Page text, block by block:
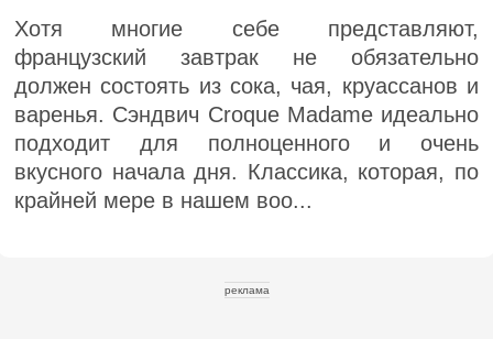
Хотя многие себе представляют,
французский завтрак не обязательно
должен состоять из сока, чая, круассанов и
варенья. Сэндвич Croque Madame идеально
подходит для полноценного и очень
вкусного начала дня. Классика, которая, по
крайней мере в нашем воо...
реклама